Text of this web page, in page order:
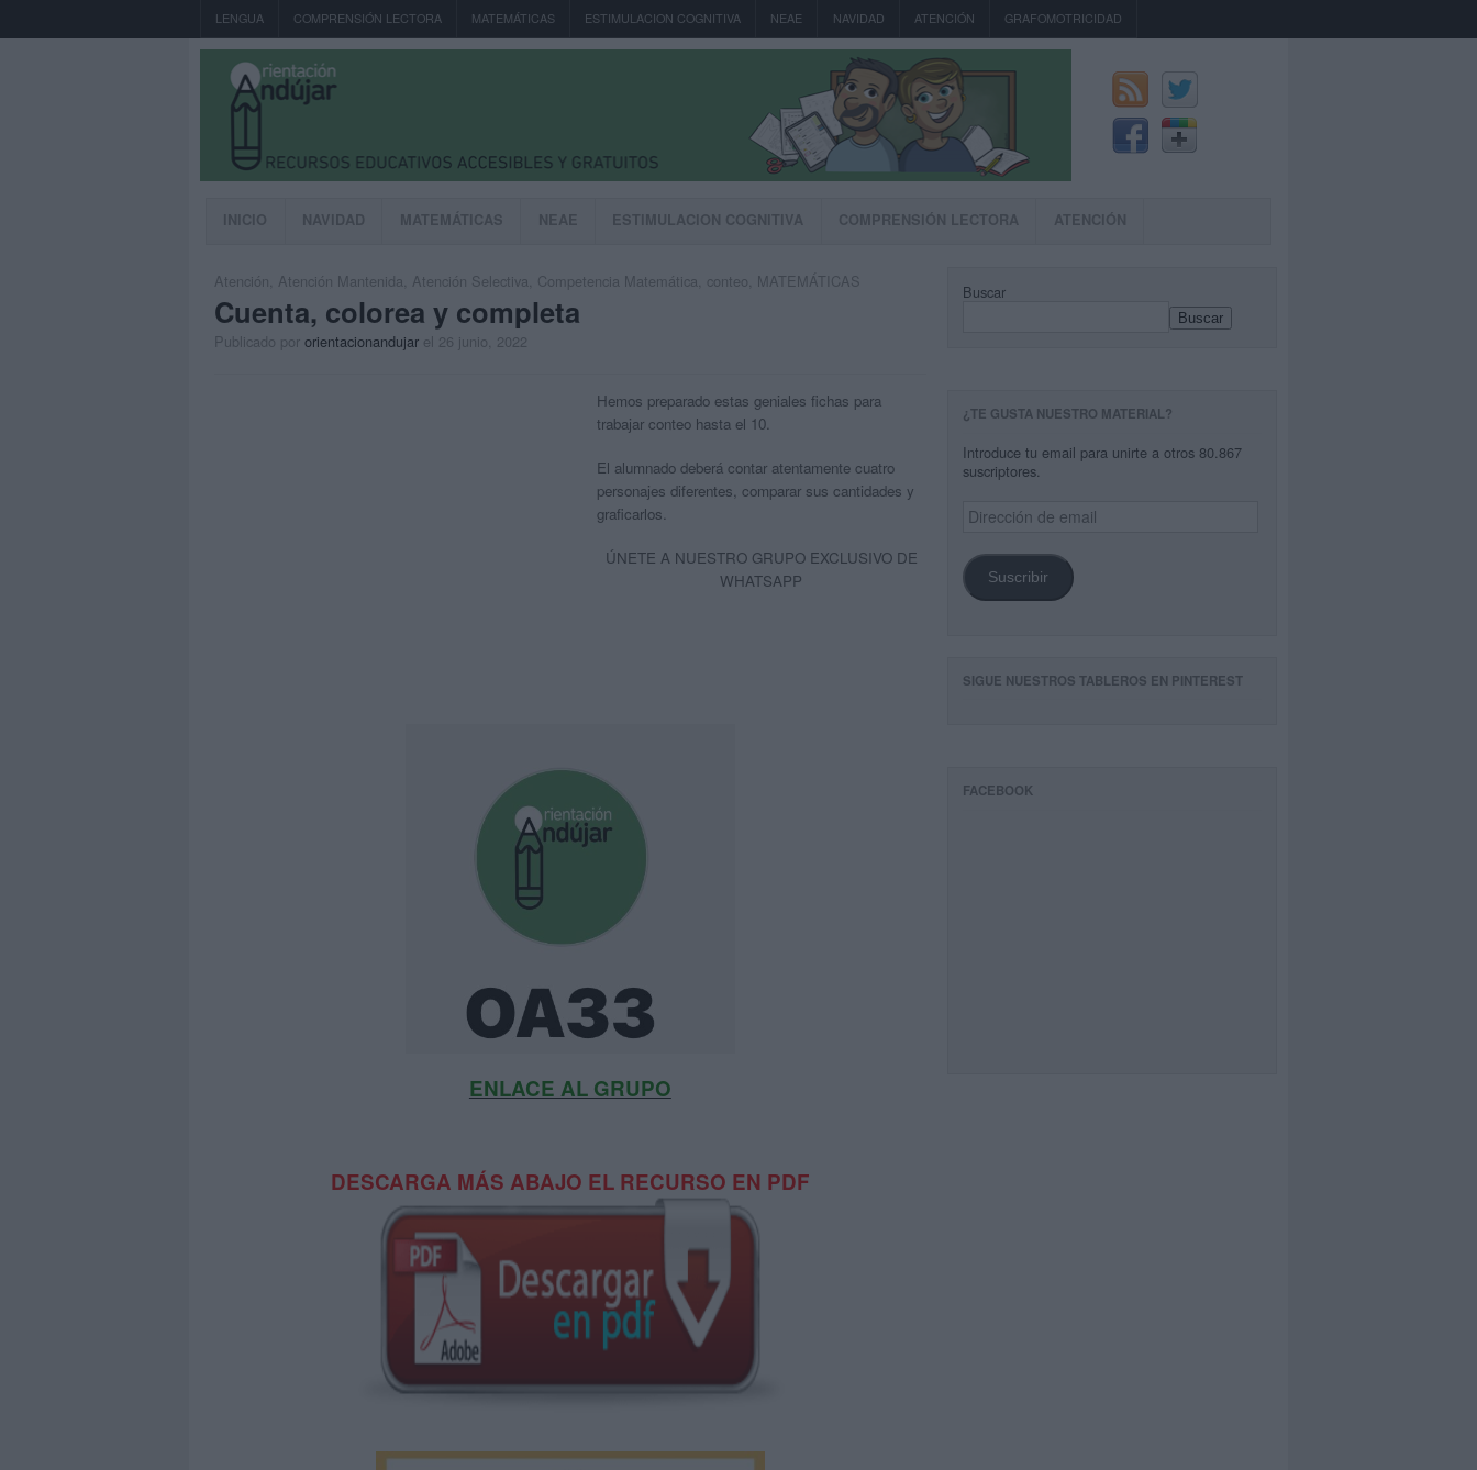
LENGUA COMPRENSIÓN LECTORA MATEMÁTICAS ESTIMULACION COGNITIVA NEAE NAVIDAD ATENCIÓN GRAFOMOTRICIDAD
INICIO NAVIDAD MATEMÁTICAS NEAE ESTIMULACION COGNITIVA COMPRENSIÓN LECTORA ATENCIÓN
Atención Atención Mantenida Atención Selectiva Competencia Matemática conteo MATEMÁTICAS
Cuenta, colorea y completa
Publicado por orientacionandujar el 26 junio, 2022
Hemos preparado estas geniales fichas para
trabajar conteo hasta el 10.
El alumnado deberá contar atentamente cuatro
personajes diferentes, comparar sus cantidades y
graficarlos.
ÚNETE A NUESTRO GRUPO EXCLUSIVO DE
WHATSAPP
ENLACE AL GRUPO
DESCARGA MÁS ABAJO EL RECURSO EN PDF
Buscar
Buscar
¿TE GUSTA NUESTRO MATERIAL?
Introduce tu email para unirte a otros 80.867
suscriptores.
Dirección
de
Suscribir
SIGUE NUESTROS TABLEROS EN PINTEREST
FACEBOOK